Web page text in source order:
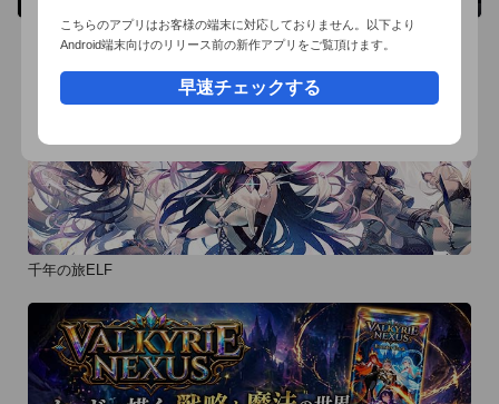
おすすめ事前予約アプリ
千年の旅ELF
こちらのアプリはお客様の端末に対応しておりません。以下より
Android端末向けのリリース前の新作アプリをご覧頂けます。
早速チェックする